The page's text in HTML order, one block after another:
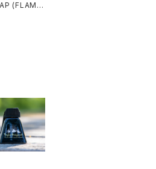
(FLAME
/ BRO